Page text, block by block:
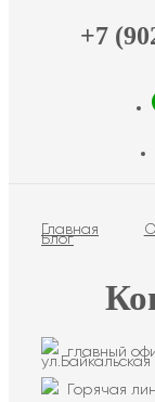
+7
Главная
Блог
главный
ул.Байкальская
Горячая